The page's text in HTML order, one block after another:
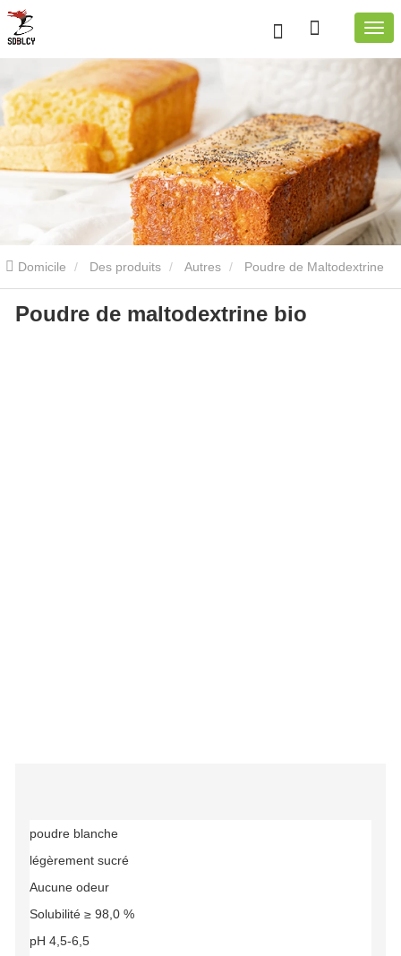
Domicile Des produits Autres Poudre de Maltodextrine
Bio Poudre de maltodextrine bio
Poudre de maltodextrine bio
poudre blanche
légèrement sucré
Aucune odeur
Solubilité ≥ 98,0 %
pH 4,5-6,5